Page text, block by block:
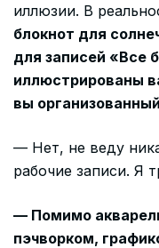
иллюзии. В
блокнот для
для записей «Все
иллюстрированы
вы
— Нет, не веду
рабочие записи. Я
— Помимо
пэчворком,